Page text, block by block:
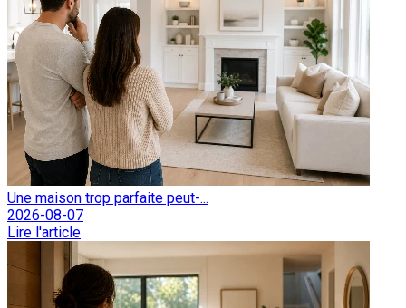
Une maison trop parfaite peut-...
2026-08-07
Lire l'article